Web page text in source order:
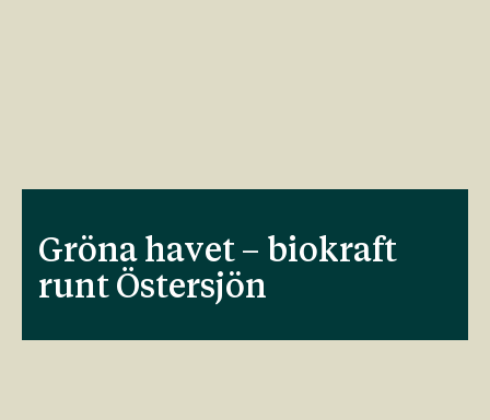
Gröna havet – biokraft
runt Östersjön